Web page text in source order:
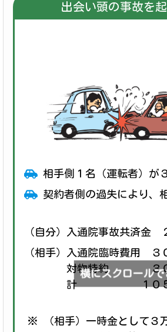
出会い頭の事故を
相手側１名（運転者）が
契約者側の過失により、
（自分）入通院事故共済金
（相手）入通院臨時費用 ３
対物特約 ３０,
計 １０５,００
※ （相手）一時金として３
横にスクロールでき